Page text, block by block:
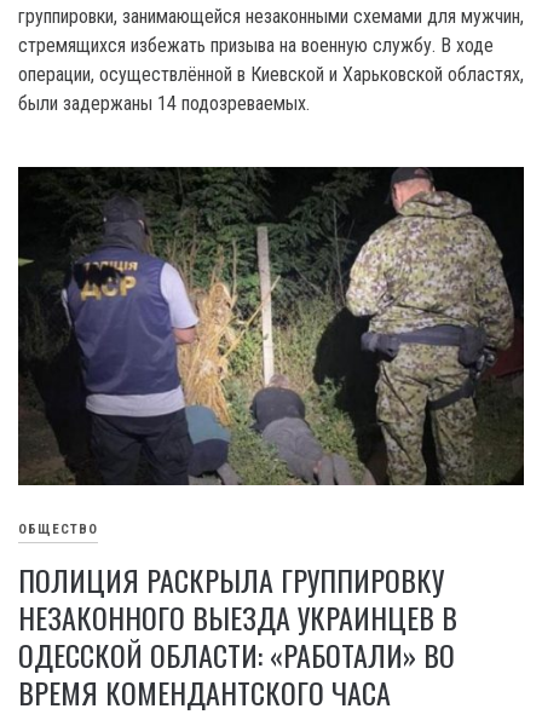
группировки, занимающейся незаконными схемами для мужчин,
стремящихся избежать призыва на военную службу. В ходе
операции, осуществлённой в Киевской и Харьковской областях,
были задержаны 14 подозреваемых.
ОБЩЕСТВО
ПОЛИЦИЯ РАСКРЫЛА ГРУППИРОВКУ
НЕЗАКОННОГО ВЫЕЗДА УКРАИНЦЕВ В
ОДЕССКОЙ ОБЛАСТИ: «РАБОТАЛИ» ВО
ВРЕМЯ КОМЕНДАНТСКОГО ЧАСА